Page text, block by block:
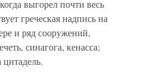
выгорел почти весь
греческая надпись на
и ряд сооружений,
синагога, кенасса;